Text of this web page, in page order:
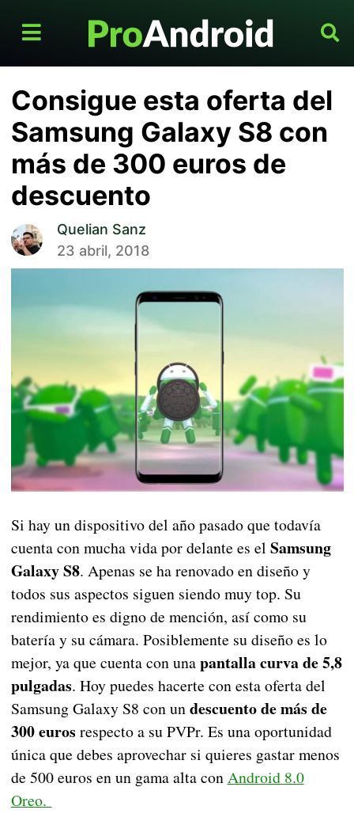
Consigue esta oferta del
Samsung Galaxy S8 con
más de 300 euros de
descuento
Quelian Sanz
23 abril, 2018
Si hay un dispositivo del año pasado que todavía
cuenta con mucha vida por delante es el Samsung
Galaxy S8. Apenas se ha renovado en diseño y
todos sus aspectos siguen siendo muy top. Su
rendimiento es digno de mención, así como su
batería y su cámara. Posiblemente su diseño es lo
mejor, ya que cuenta con unapantalla curva de 5,8
pulgadas. Hoy puedes hacerte con esta oferta del
Samsung Galaxy S8 con undescuento de más de
300 euros respecto a su PVPr. Es una oportunidad
única que debes aprovechar si quieres gastar menos
de 500 euros en un gama alta conAndroid 8.0
Oreo.